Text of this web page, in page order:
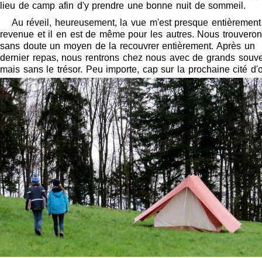
lieu de camp afin d'y prendre une bonne nuit de sommeil.
Au réveil, heureusement, la vue m'est presque entièrement
revenue et il en est de même pour les autres. Nous
sans doute un moyen de la recouvrer entièrement. Après un
dernier repas, nous rentrons chez nous avec de grands
mais sans le trésor. Peu importe, cap sur la prochaine cité